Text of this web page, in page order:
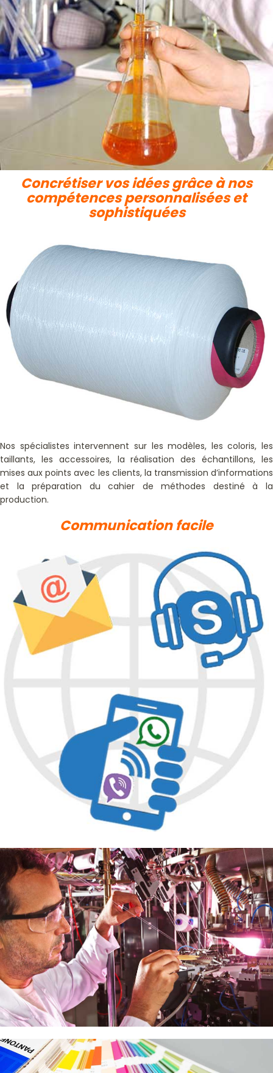
Concrétiser vos idées grâce à nos
compétences personnalisées et
sophistiquées
Nos spécialistes intervennent sur les modèles, les coloris, les
taillants, les accessoires, la réalisation des échantillons, les
mises aux points avec les clients, la transmission d’informations
et la préparation du cahier de méthodes destiné à la
production.
Communication facile